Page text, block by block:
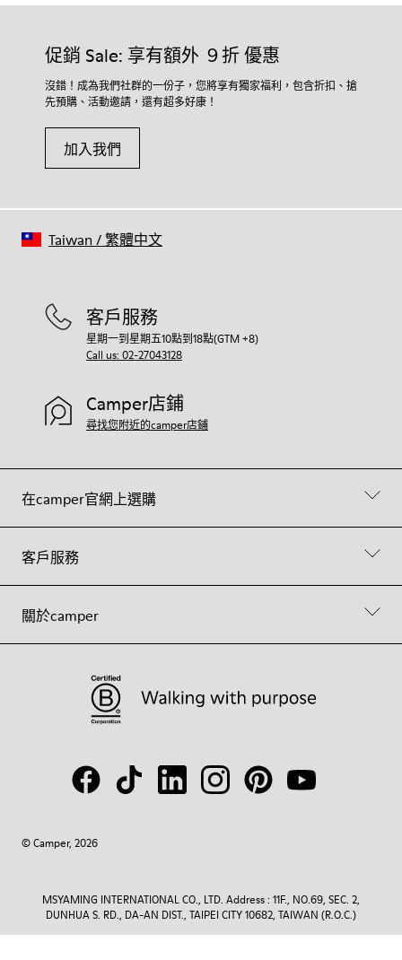
促銷 Sale: 享有額外 ９折 優惠
沒錯！成為我們社群的一份子，您將享有獨家福利，包含折扣、搶
先預購、活動邀請，還有超多好康！
加入我們
在camper官網上選購
客戶服務
關於camper
客戶服務
星期一到星期五10點到18點(GTM +8)
Call us: 02-27043128
Camper店鋪
尋找您附近的camper店鋪
© Camper, 2026
Taiwan /繁體中文
MSYAMING INTERNATIONAL CO., LTD. Address : 11F., NO.69, SEC. 2,
DUNHUA S. RD., DA-AN DIST., TAIPEI CITY 10682, TAIWAN (R.O.C.)